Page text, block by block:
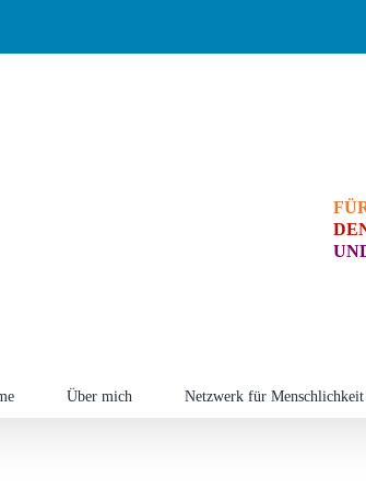
Über mich Netzwerk für Menschlichkeit